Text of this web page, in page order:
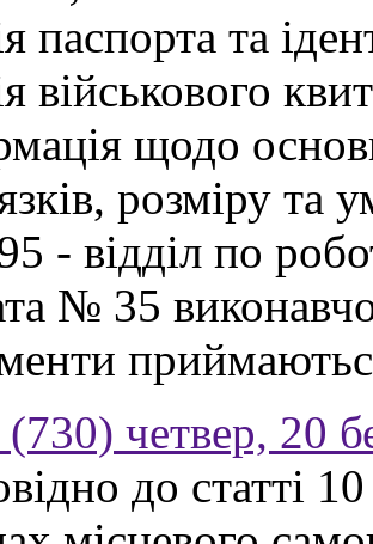
паспорта та
військового
щодо
розміру та
- відділ по
№ 35
четвер, 20
до статті